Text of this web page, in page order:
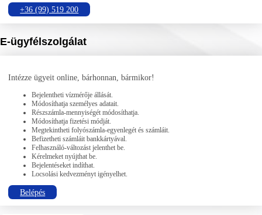
+36 (99) 519 200
E-ügyfélszolgálat
Intézze ügyeit online, bárhonnan, bármikor!
Bejelentheti vízmérője állását.
Módosíthatja személyes adatait.
Részszámla-mennyiségét módosíthatja.
Módosíthatja fizetési módját.
Megtekintheti folyószámla-egyenlegét és számláit.
Befizetheti számláit bankkártyával.
Felhasználó-változást jelenthet be.
Kérelmeket nyújthat be.
Bejelentéseket indíthat.
Locsolási kedvezményt igényelhet.
Belépés